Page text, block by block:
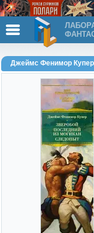
Джеймс Фенимор Купер